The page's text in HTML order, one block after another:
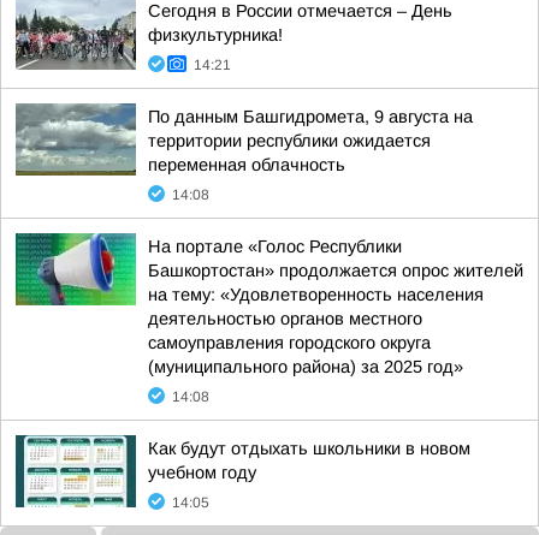
Сегодня в России отмечается – День
физкультурника!
14:21
По данным Башгидромета, 9 августа на
территории республики ожидается
переменная облачность
14:08
На портале «Голос Республики
Башкортостан» продолжается опрос жителей
на тему: «Удовлетворенность населения
деятельностью органов местного
самоуправления городского округа
(муниципального района) за 2025 год»
14:08
Как будут отдыхать школьники в новом
учебном году
14:05